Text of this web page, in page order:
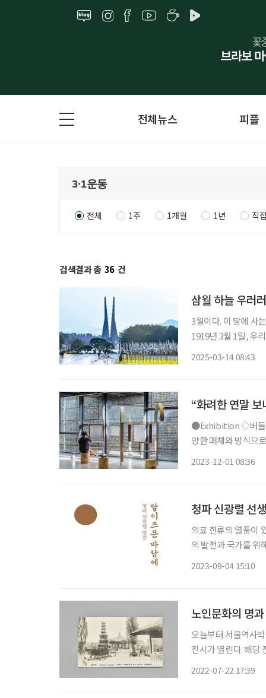
전체뉴스 피플
전체 1주 1개월 1년 직
검색결과 총 36 건
삼월 하늘 우러
3월이다. 이 땅에 사
1919년 3월 1일, 우
2025-03-14 08:43
“화려한 연말
●Exhibition ◇버들 북 꾀꼬리 일정 12월 31일까지 장소 리움미술관 ‘버들 북 꾀꼬리’는 다
양한 매체와 방식으
2023-12-01 08:36
청파 신광렬 선
의료 한류의 열풍이
의 발전과 국가를 위
2023-09-04 15:10
노인문화의 명
오늘부터 서울역사
전시가 열린다. 해당
2022-07-22 17:39